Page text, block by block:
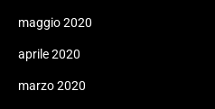
maggio 2020
aprile 2020
marzo 2020